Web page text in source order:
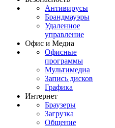
Антивирусы
Брандмауэры
Удаленное
управление
Офис и Медиа
Офисные
программы
Мультимедиа
Запись дисков
Графика
Интернет
Браузеры
Загрузка
Общение